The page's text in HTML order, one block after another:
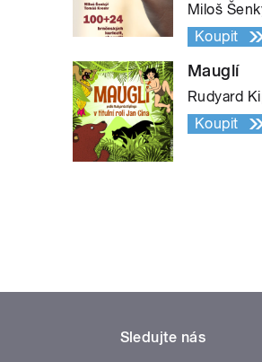
Miloš
Koupit
Mauglí
Rudyard
Koupit
Sledujte nás